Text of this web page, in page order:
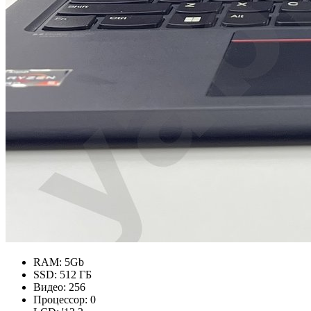
RAM: 5Gb
SSD: 512 ГБ
Видео: 256
Процессор: 0